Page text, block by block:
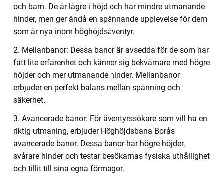
och barn. De är lägre i höjd och har mindre utmanande
hinder, men ger ändå en spännande upplevelse för dem
som är nya inom höghöjdsäventyr.
2. Mellanbanor: Dessa banor är avsedda för de som har
fått lite erfarenhet och känner sig bekvämare med högre
höjder och mer utmanande hinder. Mellanbanor
erbjuder en perfekt balans mellan spänning och
säkerhet.
3. Avancerade banor: För äventyrssökare som vill ha en
riktig utmaning, erbjuder Höghöjdsbana Borås
avancerade banor. Dessa banor har högre höjder,
svårare hinder och testar besökarnas fysiska uthållighet
och tillit till sina egna förmågor.